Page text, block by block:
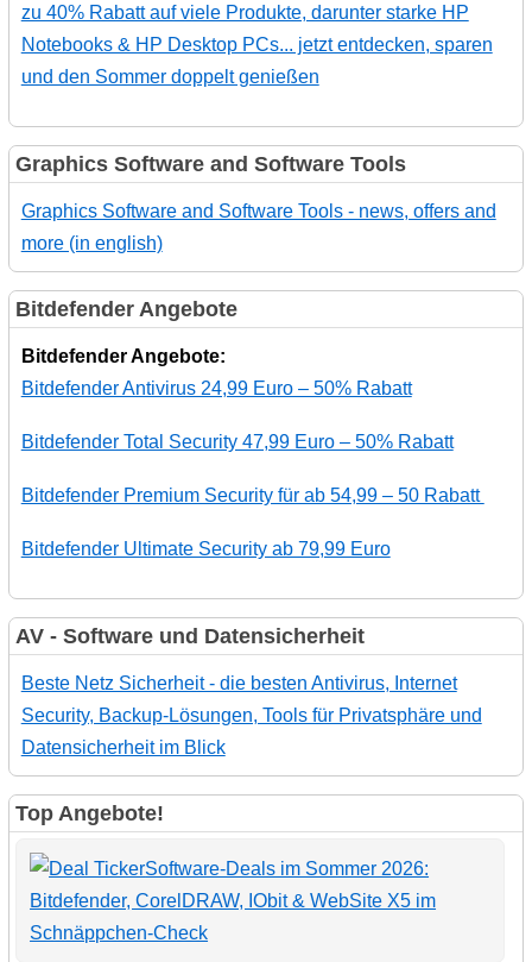
zu 40% Rabatt auf viele Produkte, darunter starke HP
Notebooks & HP Desktop PCs... jetzt entdecken, sparen
und den Sommer doppelt genießen
Graphics Software and Software Tools
Graphics Software and Software Tools - news, offers and
more (in english)
Bitdefender Angebote
Bitdefender Angebote:
Bitdefender Antivirus 24,99 Euro – 50% Rabatt
Bitdefender Total Security 47,99 Euro – 50% Rabatt
Bitdefender Premium Security für ab 54,99 – 50 Rabatt
Bitdefender Ultimate Security ab 79,99 Euro
AV - Software und Datensicherheit
Beste Netz Sicherheit - die besten Antivirus, Internet
Security, Backup-Lösungen, Tools für Privatsphäre und
Datensicherheit im Blick
Top Angebote!
Software-Deals im Sommer 2026:
Bitdefender, CorelDRAW, IObit & WebSite X5 im
Schnäppchen-Check